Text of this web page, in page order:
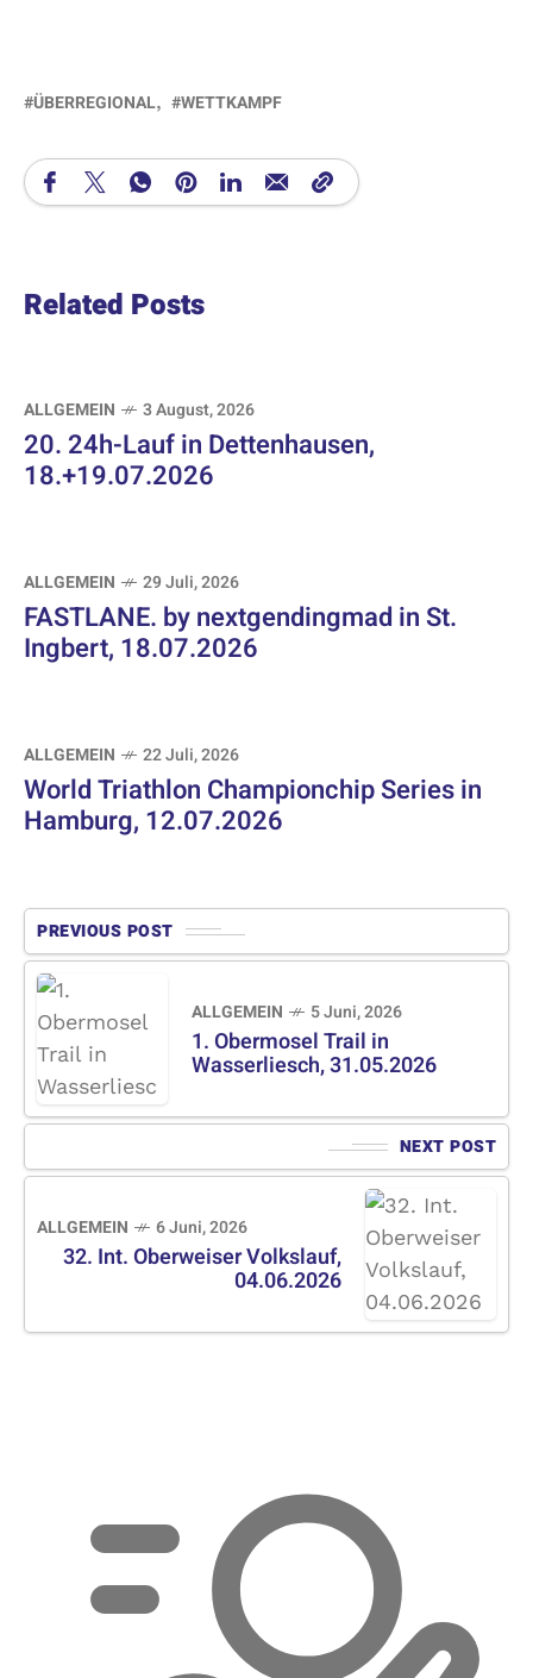
ÜBERREGIONAL WETTKAMPF
Related Posts
ALLGEMEIN 3 August, 2026
20. 24h-Lauf in Dettenhausen,
18.+19.07.2026
ALLGEMEIN 29 Juli, 2026
FASTLANE. by nextgendingmad in St.
Ingbert, 18.07.2026
ALLGEMEIN 22 Juli, 2026
World Triathlon Championchip Series in
Hamburg, 12.07.2026
PREVIOUS POST
ALLGEMEIN 5 Juni, 2026
1. Obermosel Trail in
Wasserliesch, 31.05.2026
NEXT POST
ALLGEMEIN 6 Juni, 2026
32. Int. Oberweiser Volkslauf,
04.06.2026